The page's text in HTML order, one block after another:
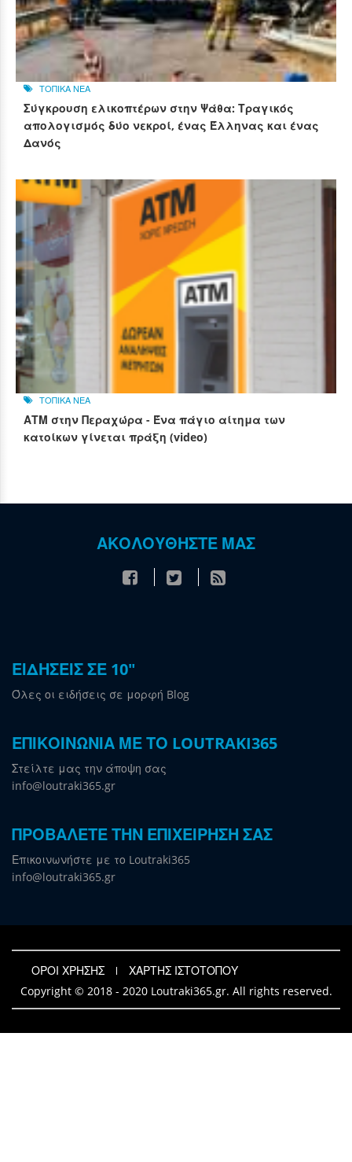
ΤΟΠΙΚΑ ΝΕΑ
Σύγκρουση ελικοπτέρων στην Ψάθα: Τραγικός
απολογισμός δύο νεκροί, ένας Έλληνας και ένας
Δανός
ΤΟΠΙΚΑ ΝΕΑ
ΑΤΜ στην Περαχώρα - Ένα πάγιο αίτημα των
κατοίκων γίνεται πράξη (video)
ΑΚΟΛΟΥΘΗΣΤΕ ΜΑΣ
ΕΙΔΗΣΕΙΣ ΣΕ 10"
Όλες οι ειδήσεις σε μορφή Blog
ΕΠΙΚΟΙΝΩΝΙΑ ΜΕ ΤΟ LOUTRAKI365
Στείλτε μας την άποψη σας
info@loutraki365.gr
ΠΡΟΒΑΛΕΤΕ ΤΗΝ ΕΠΙΧΕΙΡΗΣΗ ΣΑΣ
Επικοινωνήστε με το Loutraki365
info@loutraki365.gr
ΟΡΟΙ ΧΡΗΣΗΣ
ΧΑΡΤΗΣ ΙΣΤΟΤΟΠΟΥ
Copyright © 2018 - 2020 Loutraki365.gr. All rights reserved.